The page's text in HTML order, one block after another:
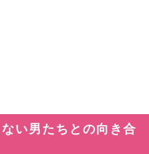
い男たちとの向き合